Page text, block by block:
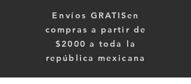
Envíos GRATISen
compras a partir de
$2000 a toda la
república mexicana